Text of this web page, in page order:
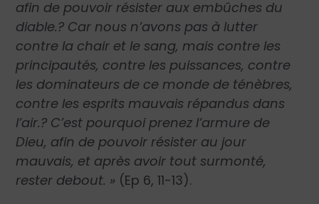
afin de pouvoir résister aux embûches du
diable.? Car nous n’avons pas à lutter
contre la chair et le sang, mais contre les
principautés, contre les puissances, contre
les dominateurs de ce monde de ténèbres,
contre les esprits mauvais répandus dans
l’air.? C’est pourquoi prenez l’armure de
Dieu, afin de pouvoir résister au jour
mauvais, et après avoir tout surmonté,
rester debout. » (Ep 6, 11-13).